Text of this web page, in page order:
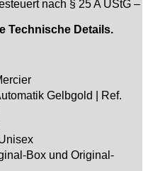
nach § 25 A UStG –
Technische Details.
Gelbgold | Ref.
Box und Original-